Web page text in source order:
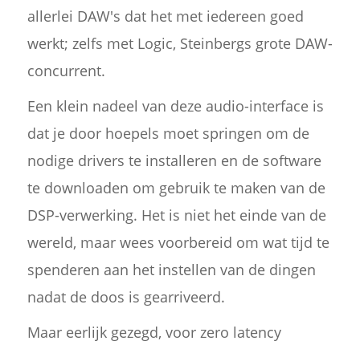
allerlei DAW's dat het met iedereen goed
werkt; zelfs met Logic, Steinbergs grote DAW-
concurrent.
Een klein nadeel van deze audio-interface is
dat je door hoepels moet springen om de
nodige drivers te installeren en de software
te downloaden om gebruik te maken van de
DSP-verwerking. Het is niet het einde van de
wereld, maar wees voorbereid om wat tijd te
spenderen aan het instellen van de dingen
nadat de doos is gearriveerd.
Maar eerlijk gezegd, voor zero latency